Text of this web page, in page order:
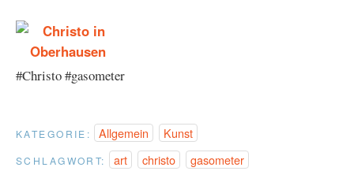
#Christo #gasometer
KATEGORIE: Allgemein Kunst
SCHLAGWORT: art christo gasometer